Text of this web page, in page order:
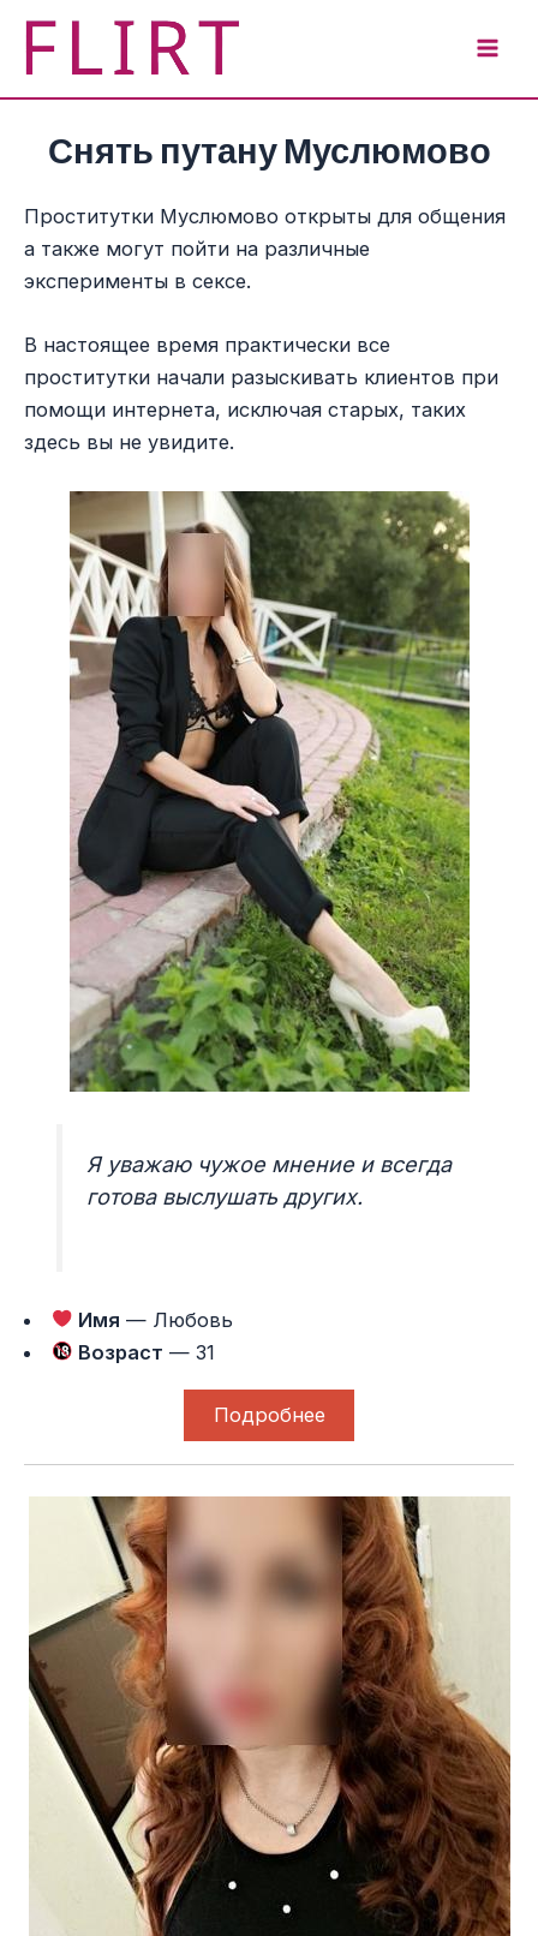
Перейти
содержимому
Снять путану Муслюмово
Проститутки Муслюмово открыты для общения
а также могут пойти на различные
эксперименты в сексе.
В настоящее время практически все
проститутки начали разыскивать клиентов при
помощи интернета, исключая старых, таких
здесь вы не увидите.
Я уважаю чужое мнение и всегда
готова выслушать других.
Имя — Любовь
Возраст — 31
Подробнее